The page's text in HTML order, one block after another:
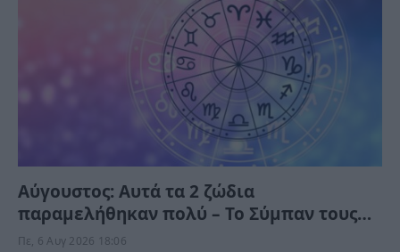
Αύγουστος: Αυτά τα 2 ζώδια
παραμελήθηκαν πολύ – Το Σύμπαν τους
δίνει τύχη το Σαββατοκύριακο
Πε, 6 Αυγ 2026 18:06